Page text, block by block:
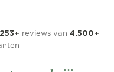
253+ reviews van 4.500+